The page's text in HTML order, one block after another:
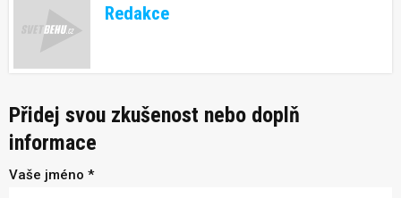
Redakce
Přidej svou zkušenost nebo doplň
informace
Vaše jméno *